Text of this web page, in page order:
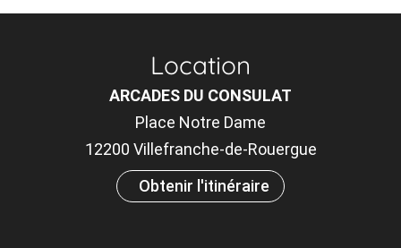
Location
ARCADES DU CONSULAT
Place Notre Dame
12200 Villefranche-de-Rouergue
Obtenir l'itinéraire